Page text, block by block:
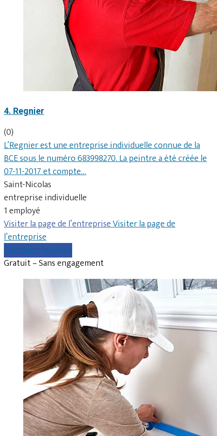
4. Regnier
(0)
L’Regnier est une entreprise individuelle connue de la
BCE sous le numéro 683998270. La peintre a été créée le
07-11-2017 et compte…
Saint-Nicolas
entreprise individuelle
1 employé
Visiter la page de l’entrepriseVisiter la page de
l’entreprise
Comparer les devis
Gratuit – Sans engagement